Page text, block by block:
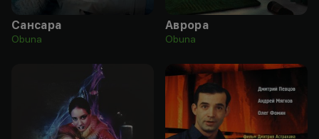
Сансара
Obuna
Аврора
Obuna